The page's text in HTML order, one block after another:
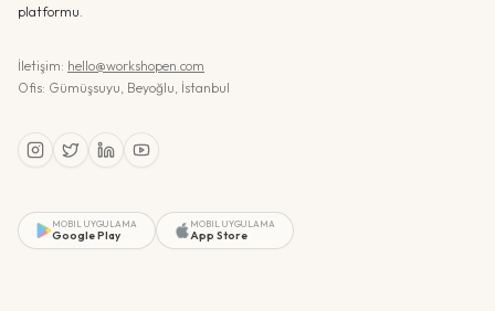
platformu.
İletişim: hello@workshopen.com
Ofis: Gümüşsuyu, Beyoğlu, İstanbul
MOBIL UYGULAMA
Google Play
MOBIL UYGULAMA
App Store